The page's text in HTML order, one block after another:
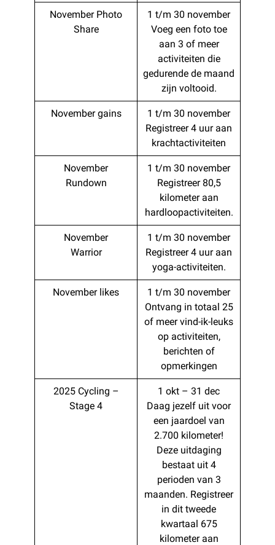
November Photo
Share
1 t/m 30 november
Voeg een foto toe
aan 3 of meer
activiteiten die
gedurende de maand
zijn voltooid.
November gains
1 t/m 30 november
Registreer 4 uur aan
krachtactiviteiten
November
Rundown
1 t/m 30 november
Registreer 80,5
kilometer aan
hardloopactiviteiten.
November
Warrior
1 t/m 30 november
Registreer 4 uur aan
yoga-activiteiten.
November likes
1 t/m 30 november
Ontvang in totaal 25
of meer vind-ik-leuks
op activiteiten,
berichten of
opmerkingen
2025 Cycling –
Stage 4
1 okt – 31 dec
Daag jezelf uit voor
een jaardoel van
2.700 kilometer!
Deze uitdaging
bestaat uit 4
perioden van 3
maanden. Registreer
in dit tweede
kwartaal 675
kilometer aan